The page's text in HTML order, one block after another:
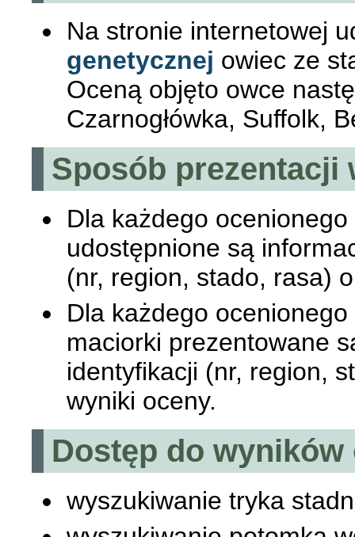
Na stronie internetowej
genetycznej owiec ze
Oceną objęto owce
Czarnogłówka, Suffolk,
Sposób prezentacji
Dla każdego
udostępnione są
(nr, region, stado, rasa)
Dla każdego
maciorki prezentowane
identyfikacji (nr, region,
wyniki oceny.
Dostęp do wyników
wyszukiwanie tryka